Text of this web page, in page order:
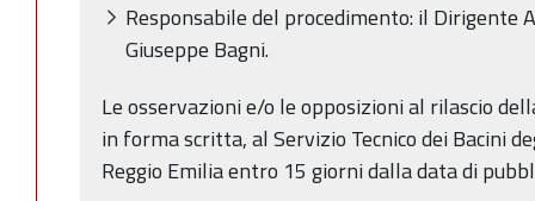
Responsabile del procedimento: il Dirigente
Giuseppe Bagni.
Le osservazioni e/o le opposizioni al rilascio
in forma scritta, al Servizio Tecnico dei Bacini
Reggio Emilia entro 15 giorni dalla data di